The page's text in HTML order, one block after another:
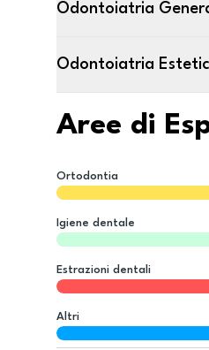
Odontoiatria
Odontoiatria
Aree di
Ortodontia
Igiene dentale
Estrazioni dentali
Altri